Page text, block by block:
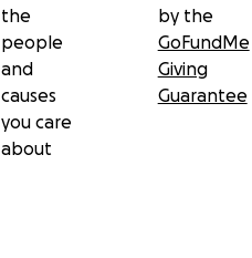
the
people
and
causes
you care
about
by the
GoFundMe
Giving
Guarantee